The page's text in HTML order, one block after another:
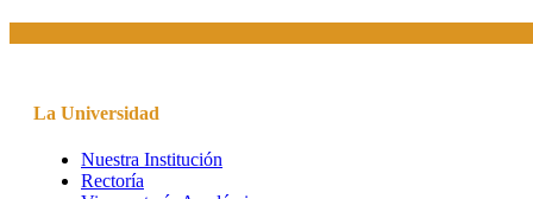
La Universidad
Nuestra Institución
Rectoría